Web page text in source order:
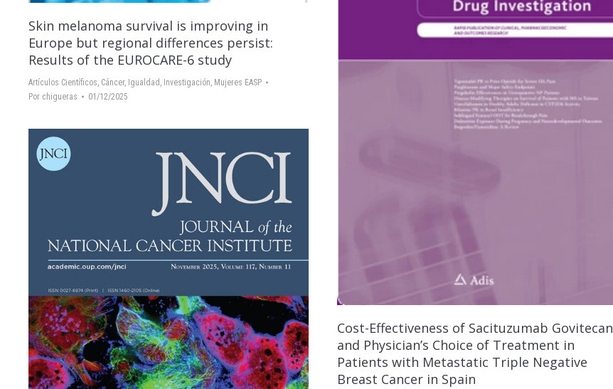
Skin melanoma survival is improving in
Europe but regional differences persist:
Results of the EUROCARE-6 study
Artículos Científicos, Cáncer, Igualdad , Investigación, Mujeres EASP
Por chigueras 01/12/2025
Cost-Effectiveness of Sacituzumab Govitecan
and Physician’s Choice of Treatment in
Patients with Metastatic Triple Negative
Breast Cancer in Spain